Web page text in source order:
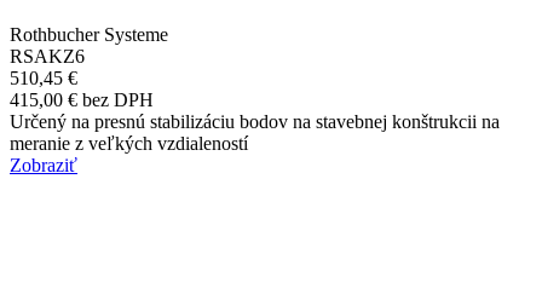
Rothbucher Systeme
RSAKZ6
510,45 €
415,00 € bez DPH
Určený na presnú stabilizáciu bodov na stavebnej konštrukcii na
meranie z veľkých vzdialeností
Zobraziť